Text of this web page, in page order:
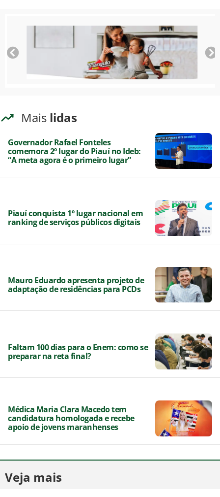
Mais lidas
Governador Rafael Fonteles
comemora 2º lugar do Piauí no Ideb:
“A meta agora é o primeiro lugar”
Piauí conquista 1º lugar nacional em
ranking de serviços públicos digitais
Mauro Eduardo apresenta projeto de
adaptação de residências para PCDs
Faltam 100 dias para o Enem: como se
preparar na reta final?
Médica Maria Clara Macedo tem
candidatura homologada e recebe
apoio de jovens maranhenses
Veja mais